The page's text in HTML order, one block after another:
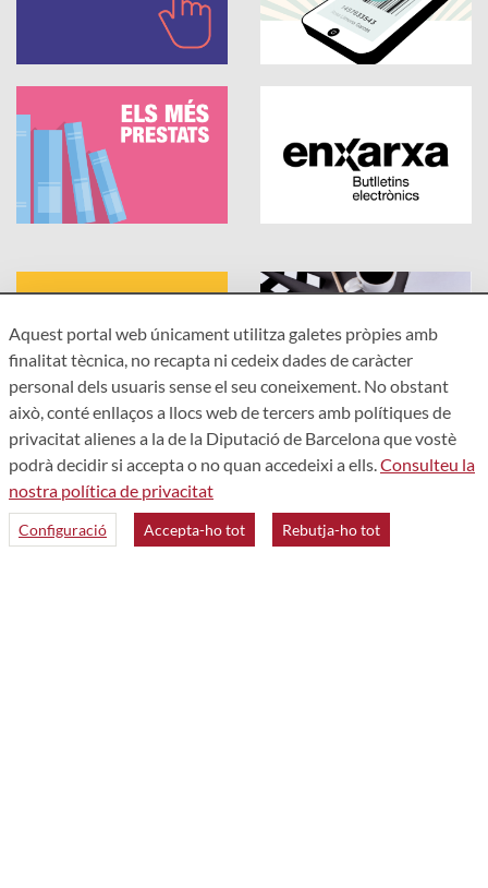
Aquest portal web únicament utilitza galetes pròpies amb
finalitat tècnica, no recapta ni cedeix dades de caràcter
personal dels usuaris sense el seu coneixement. No obstant
això, conté enllaços a llocs web de tercers amb polítiques de
privacitat alienes a la de la Diputació de Barcelona que vostè
podrà decidir si accepta o no quan accedeixi a ells.Consulteu la
nostra política de privacitat
Configuració Accepta-ho tot Rebutja-ho tot